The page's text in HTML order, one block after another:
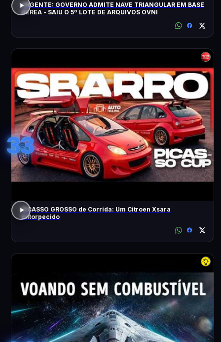
URGENTE: GOVERNO ADMITE NAVE TRIANGULAR EM BASE
AÉREA - SAIU O 5º LOTE DE ARQUIVOS OVNI
33
PICASSO GROSSO de Corrida: Um Citroen Xsara
Entorpecido